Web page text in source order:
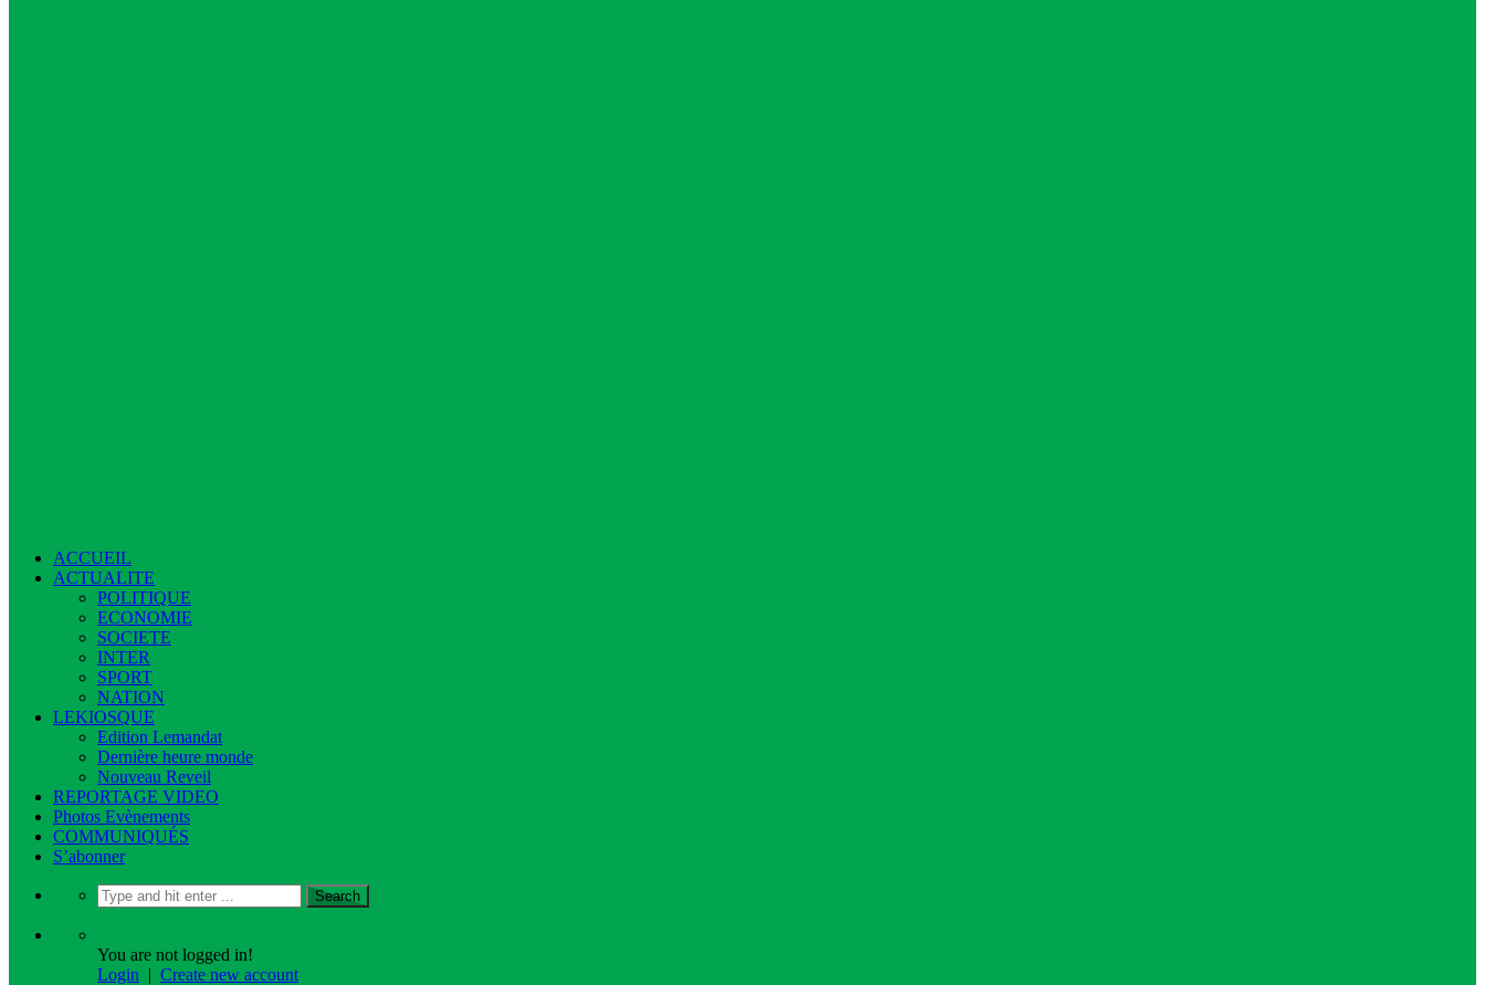
ACCUEIL
ACTUALITE
POLITIQUE
ECONOMIE
SOCIETE
INTER
SPORT
NATION
LEKIOSQUE
Edition Lemandat
Dernière heure monde
Nouveau Reveil
REPORTAGE VIDEO
Photos Evènements
COMMUNIQUÉS
S’abonner
You are not logged in!
Login | Create new account